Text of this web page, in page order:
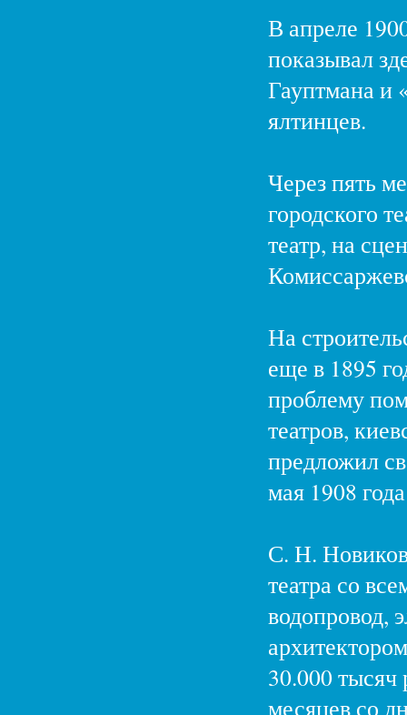
В апреле
показывал
Гауптмана и
ялтинцев.
Через пять
городского
театр, на
На
еще в 1895
проблему
театров,
предложил
мая 1908
С. Н. Новиков
театра со
водопровод,
30.000 тысяч
месяцев со